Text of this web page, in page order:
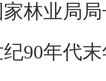
林业局
90年代